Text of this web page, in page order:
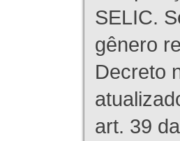
SELIC.
gênero
Decreto
art. 39